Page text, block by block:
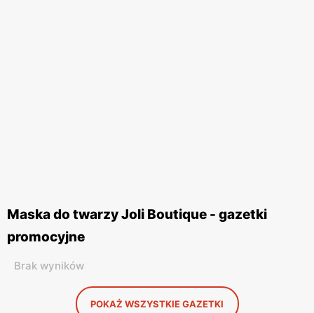
Maska do twarzy Joli Boutique - gazetki
promocyjne
Brak wyników
POKAŻ WSZYSTKIE GAZETKI